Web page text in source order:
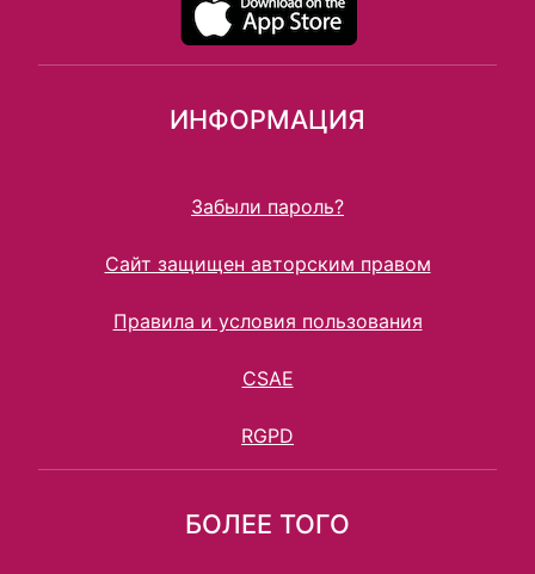
ИНФОРМАЦИЯ
Забыли пароль?
Сайт защищен авторским правом
Правила и условия пользования
CSAE
RGPD
БОЛЕЕ ТОГО